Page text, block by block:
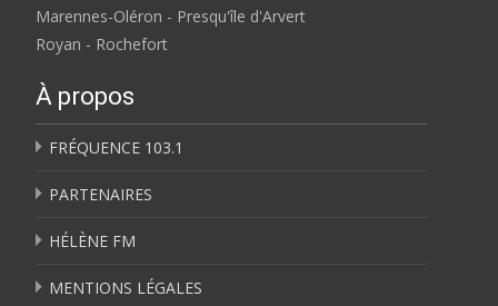
Marennes-Oléron - Presqu'île d'Arvert
Royan - Rochefort
À propos
FRÉQUENCE 103.1
PARTENAIRES
HÉLÈNE FM
MENTIONS LÉGALES